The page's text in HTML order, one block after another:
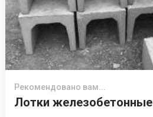
Рекомендовано вам...
Лотки железобетонные